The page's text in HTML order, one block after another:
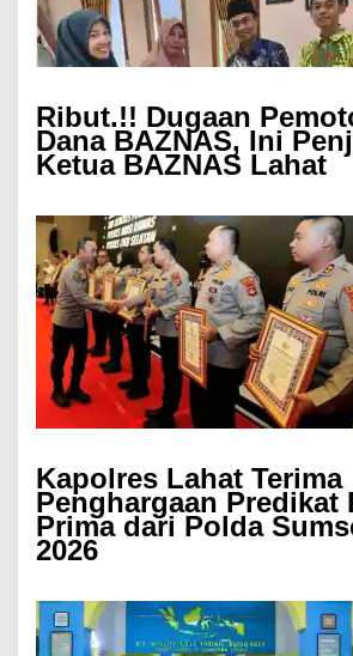
Ribut.!! Dugaan
Dana BAZNAS, Ini
Ketua BAZNAS Lahat
Kapolres Lahat Terima
Penghargaan Predikat
Prima dari Polda
2026